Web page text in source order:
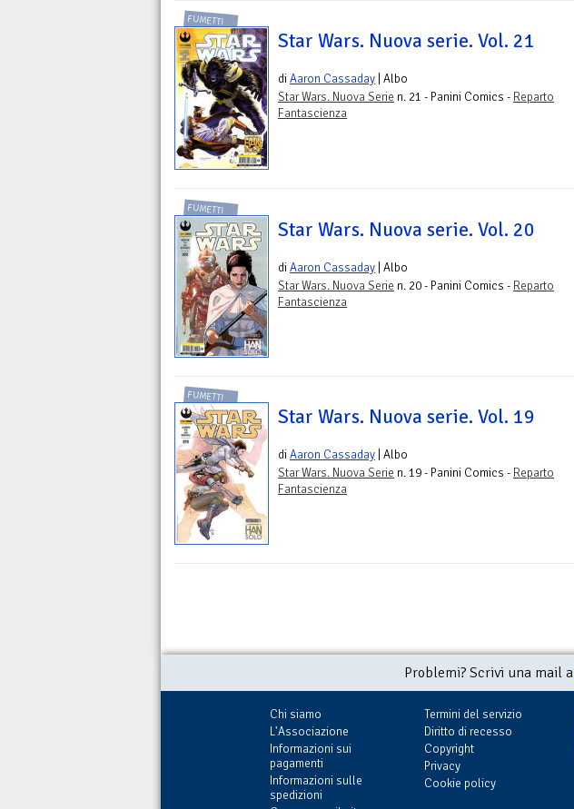
FUMETTI
Star Wars. Nuova serie. Vol. 21
diAaron Cassaday | Albo
Star Wars. Nuova Serie n. 21 - Panini Comics - Reparto
Fantascienza
FUMETTI
Star Wars. Nuova serie. Vol. 20
diAaron Cassaday | Albo
Star Wars. Nuova Serie n. 20 - Panini Comics - Reparto
Fantascienza
FUMETTI
Star Wars. Nuova serie. Vol. 19
diAaron Cassaday | Albo
Star Wars. Nuova Serie n. 19 - Panini Comics - Reparto
Fantascienza
Problemi? Scrivi una mail a
Chi siamo
L'Associazione
Informazioni sui
pagamenti
Informazioni sulle
spedizioni
Termini del servizio
Diritto di recesso
Copyright
Privacy
Cookie policy